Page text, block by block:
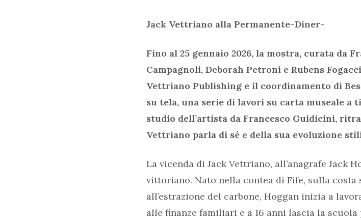
Jack Vettriano alla Permanente-Diner-
Fino al 25 gennaio 2026, la mostra, curata da
Campagnoli, Deborah Petroni e Rubens
Vettriano Publishing e il coordinamento di
su tela, una serie di lavori su carta museale
studio dell’artista da Francesco Guidicini,
Vettriano parla di sé e della sua evoluzione
La vicenda di Jack Vettriano, all’anagrafe Jack
vittoriano. Nato nella contea di Fife, sulla
all’estrazione del carbone, Hoggan inizia a
alle finanze familiari e a 16 anni lascia la